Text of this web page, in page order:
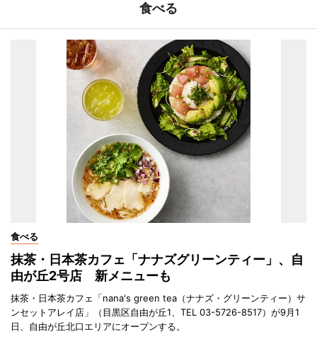
食べる
食べる
抹茶・日本茶カフェ「ナナズグリーンティー」、自
由が丘2号店 新メニューも
抹茶・日本茶カフェ「nana's green tea（ナナズ・グリーンティー）サ
ンセットアレイ店」（目黒区自由が丘1、TEL 03-5726-8517）が9月1
日、自由が丘北口エリアにオープンする。